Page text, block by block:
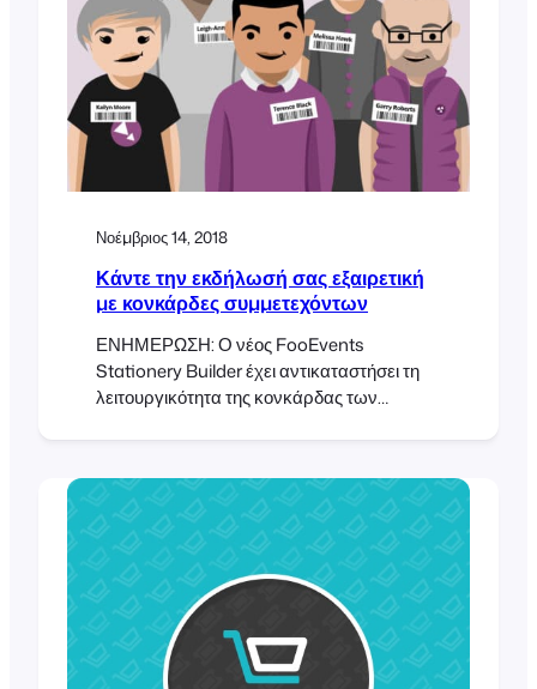
Νοέμβριος 14, 2018
Κάντε την εκδήλωσή σας εξαιρετική
με κονκάρδες συμμετεχόντων
ΕΝΗΜΕΡΩΣΗ: Ο νέος FooEvents
Stationery Builder έχει αντικαταστήσει τη
λειτουργικότητα της κονκάρδας των
προσαρμοσμένες ετικέτες ονομάτων,
βραχιολάκια, εισιτήρια, κονκάρδες και
εξατομικευμένες ετικέτες μέσω ενός
διαισθητικού περιβάλλοντος drag & drop.
Θα θέλατε ετικέτες ονομάτων, κονκάρδες ή
εξατομικευμένες ετικέτες για τους
συμμετέχοντες στην εκδήλωσή σας; Το
σκεφτήκαμε! Αυτό είναι